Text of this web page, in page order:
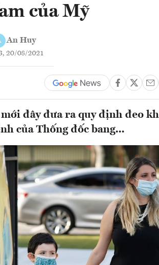
của Mỹ
An Huy
20/08/2021
đây đưa ra quy định đeo
của Thống đốc bang...